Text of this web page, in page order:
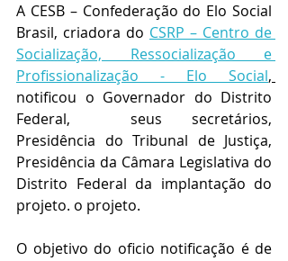
A CESB – Confederação do Elo Social
Brasil, criadora do CSRP – Centro de
Socialização, Ressocialização e
Profissionalização - Elo Social
notificou o Governador do Distrito
Federal,  seus secretários,
Presidência do Tribunal de Justiça,
Presidência da Câmara Legislativa do
Distrito Federal da implantação do
projeto. o projeto.
O objetivo do oficio notificação é de